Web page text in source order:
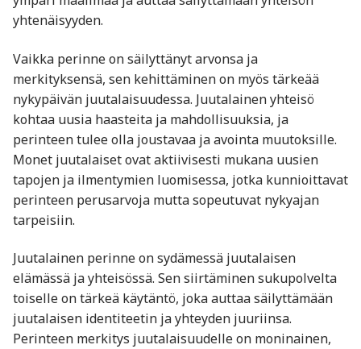
yhtenäisyyden.
Vaikka perinne on säilyttänyt arvonsa ja
merkityksensä, sen kehittäminen on myös tärkeää
nykypäivän juutalaisuudessa. Juutalainen yhteisö
kohtaa uusia haasteita ja mahdollisuuksia, ja
perinteen tulee olla joustavaa ja avointa muutoksille.
Monet juutalaiset ovat aktiivisesti mukana uusien
tapojen ja ilmentymien luomisessa, jotka kunnioittavat
perinteen perusarvoja mutta sopeutuvat nykyajan
tarpeisiin.
Juutalainen perinne on sydämessä juutalaisen
elämässä ja yhteisössä. Sen siirtäminen sukupolvelta
toiselle on tärkeä käytäntö, joka auttaa säilyttämään
juutalaisen identiteetin ja yhteyden juuriinsa.
Perinteen merkitys juutalaisuudelle on moninainen,